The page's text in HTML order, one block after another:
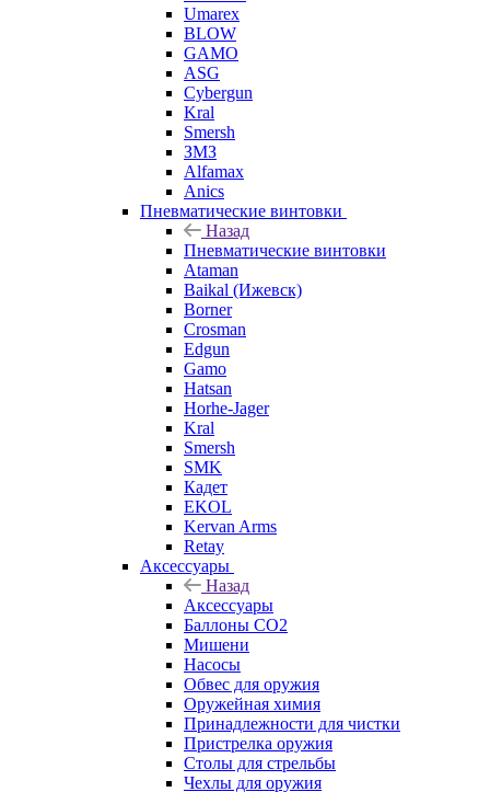
Umarex
BLOW
GAMO
ASG
Cybergun
Kral
Smersh
ЗМЗ
Alfamax
Anics
Пневматические винтовки
Назад
Пневматические винтовки
Ataman
Baikal (Ижевск)
Borner
Crosman
Edgun
Gamo
Hatsan
Horhe-Jager
Kral
Smersh
SMK
Кадет
EKOL
Kervan Arms
Retay
Аксессуары
Назад
Аксессуары
Баллоны СО2
Мишени
Насосы
Обвес для оружия
Оружейная химия
Принадлежности для чистки
Пристрелка оружия
Столы для стрельбы
Чехлы для оружия